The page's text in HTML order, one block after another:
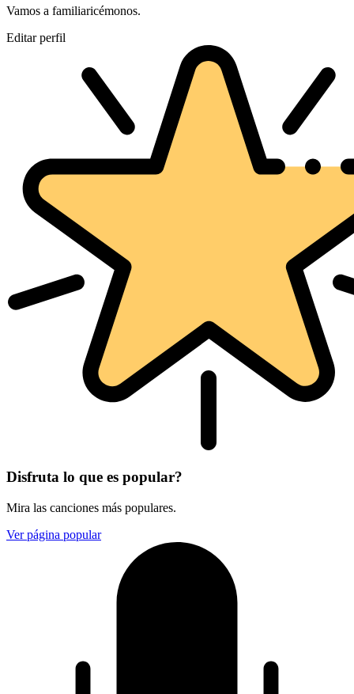
Vamos a familiaricémonos.
Editar perfil
Disfruta lo que es popular?
Mira las canciones más populares.
Ver página popular